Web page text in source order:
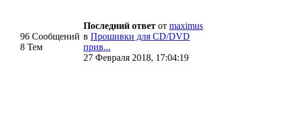
96 Сообщений
8 Тем
Последний ответ от maximus
в Прошивки для CD/DVD
прив...
27 Февраля 2018, 17:04:19